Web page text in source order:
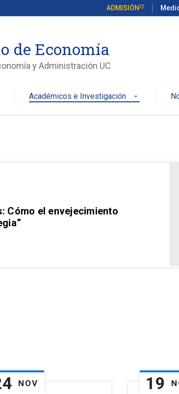
ADMISIÓN
de Economía
y Administración UC
Académicos e Investigación arrow_drop_down
Cómo el envejecimiento
NOV 19